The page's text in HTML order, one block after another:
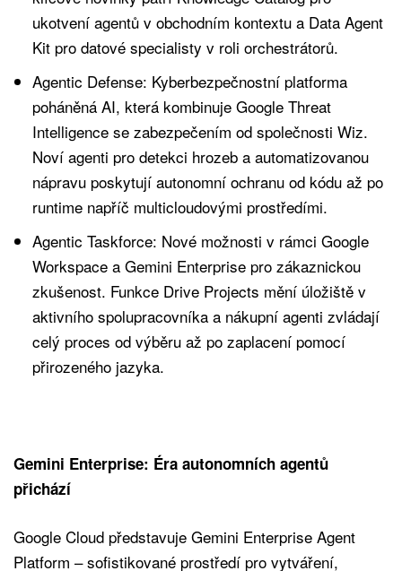
ukotvení agentů v obchodním kontextu a Data Agent
Kit pro datové specialisty v roli orchestrátorů.
Agentic Defense: Kyberbezpečnostní platforma
poháněná AI, která kombinuje Google Threat
Intelligence se zabezpečením od společnosti Wiz.
Noví agenti pro detekci hrozeb a automatizovanou
nápravu poskytují autonomní ochranu od kódu až po
runtime napříč multicloudovými prostředími.
Agentic Taskforce: Nové možnosti v rámci Google
Workspace a Gemini Enterprise pro zákaznickou
zkušenost. Funkce Drive Projects mění úložiště v
aktivního spolupracovníka a nákupní agenti zvládají
celý proces od výběru až po zaplacení pomocí
přirozeného jazyka.
Gemini Enterprise: Éra autonomních agentů
přichází
Google Cloud představuje Gemini Enterprise Agent
Platform – sofistikované prostředí pro vytváření,